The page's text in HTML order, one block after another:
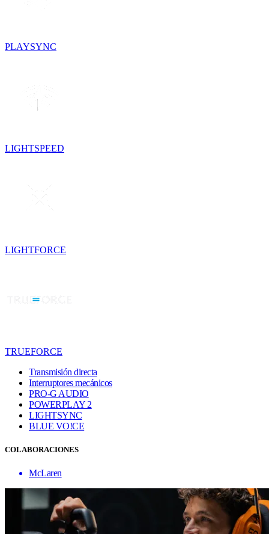
PLAYSYNC
LIGHTSPEED
LIGHTFORCE
TRUEFORCE
Transmisión directa
Interruptores mecánicos
PRO-G AUDIO
POWERPLAY 2
LIGHTSYNC
BLUE VO!CE
COLABORACIONES
McLaren